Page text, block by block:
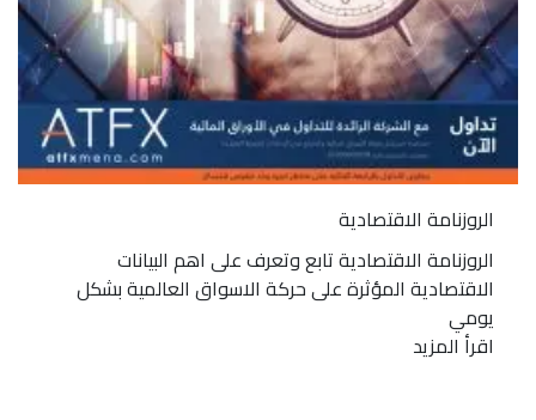
الروزنامة الاقتصادية
الروزنامة الاقتصادية تابع وتعرف على اهم البيانات
الاقتصادية المؤثرة على حركة الاسواق العالمية بشكل
يومي
اقرأ المزيد